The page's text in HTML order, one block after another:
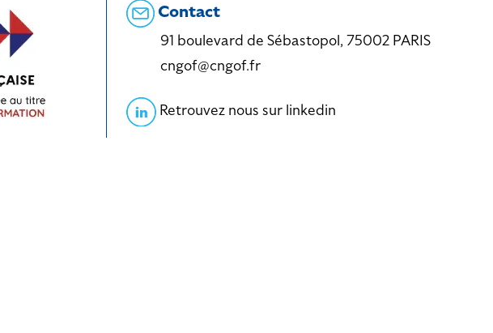
Contact
91 boulevard de Sébastopol, 75002 PARIS
cngof@cngof.fr
Retrouvez nous sur linkedin